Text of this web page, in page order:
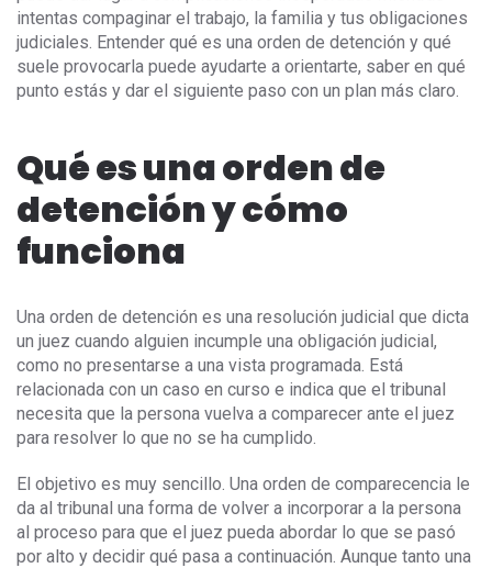
intentas compaginar el trabajo, la familia y tus obligaciones
judiciales. Entender qué es una orden de detención y qué
suele provocarla puede ayudarte a orientarte, saber en qué
punto estás y dar el siguiente paso con un plan más claro.
Qué es una orden de
detención y cómo
funciona
Una orden de detención es una resolución judicial que dicta
un juez cuando alguien incumple una obligación judicial,
como no presentarse a una vista programada. Está
relacionada con un caso en curso e indica que el tribunal
necesita que la persona vuelva a comparecer ante el juez
para resolver lo que no se ha cumplido.
El objetivo es muy sencillo. Una orden de comparecencia le
da al tribunal una forma de volver a incorporar a la persona
al proceso para que el juez pueda abordar lo que se pasó
por alto y decidir qué pasa a continuación. Aunque tanto una